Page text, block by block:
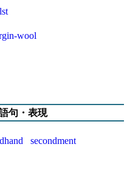
wool
句・表現
secondment